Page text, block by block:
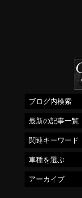
ブログ内検索
最新の記事一覧
関連キーワード
車種を選ぶ
アーカイブ